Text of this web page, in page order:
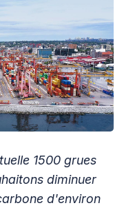
1500 grues
diminuer
d'environ